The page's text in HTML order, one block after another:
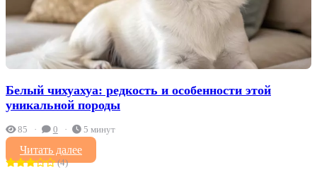
Белый чихуахуа: редкость и особенности этой
уникальной породы
85 0 5 минут
Читать далее
(4)